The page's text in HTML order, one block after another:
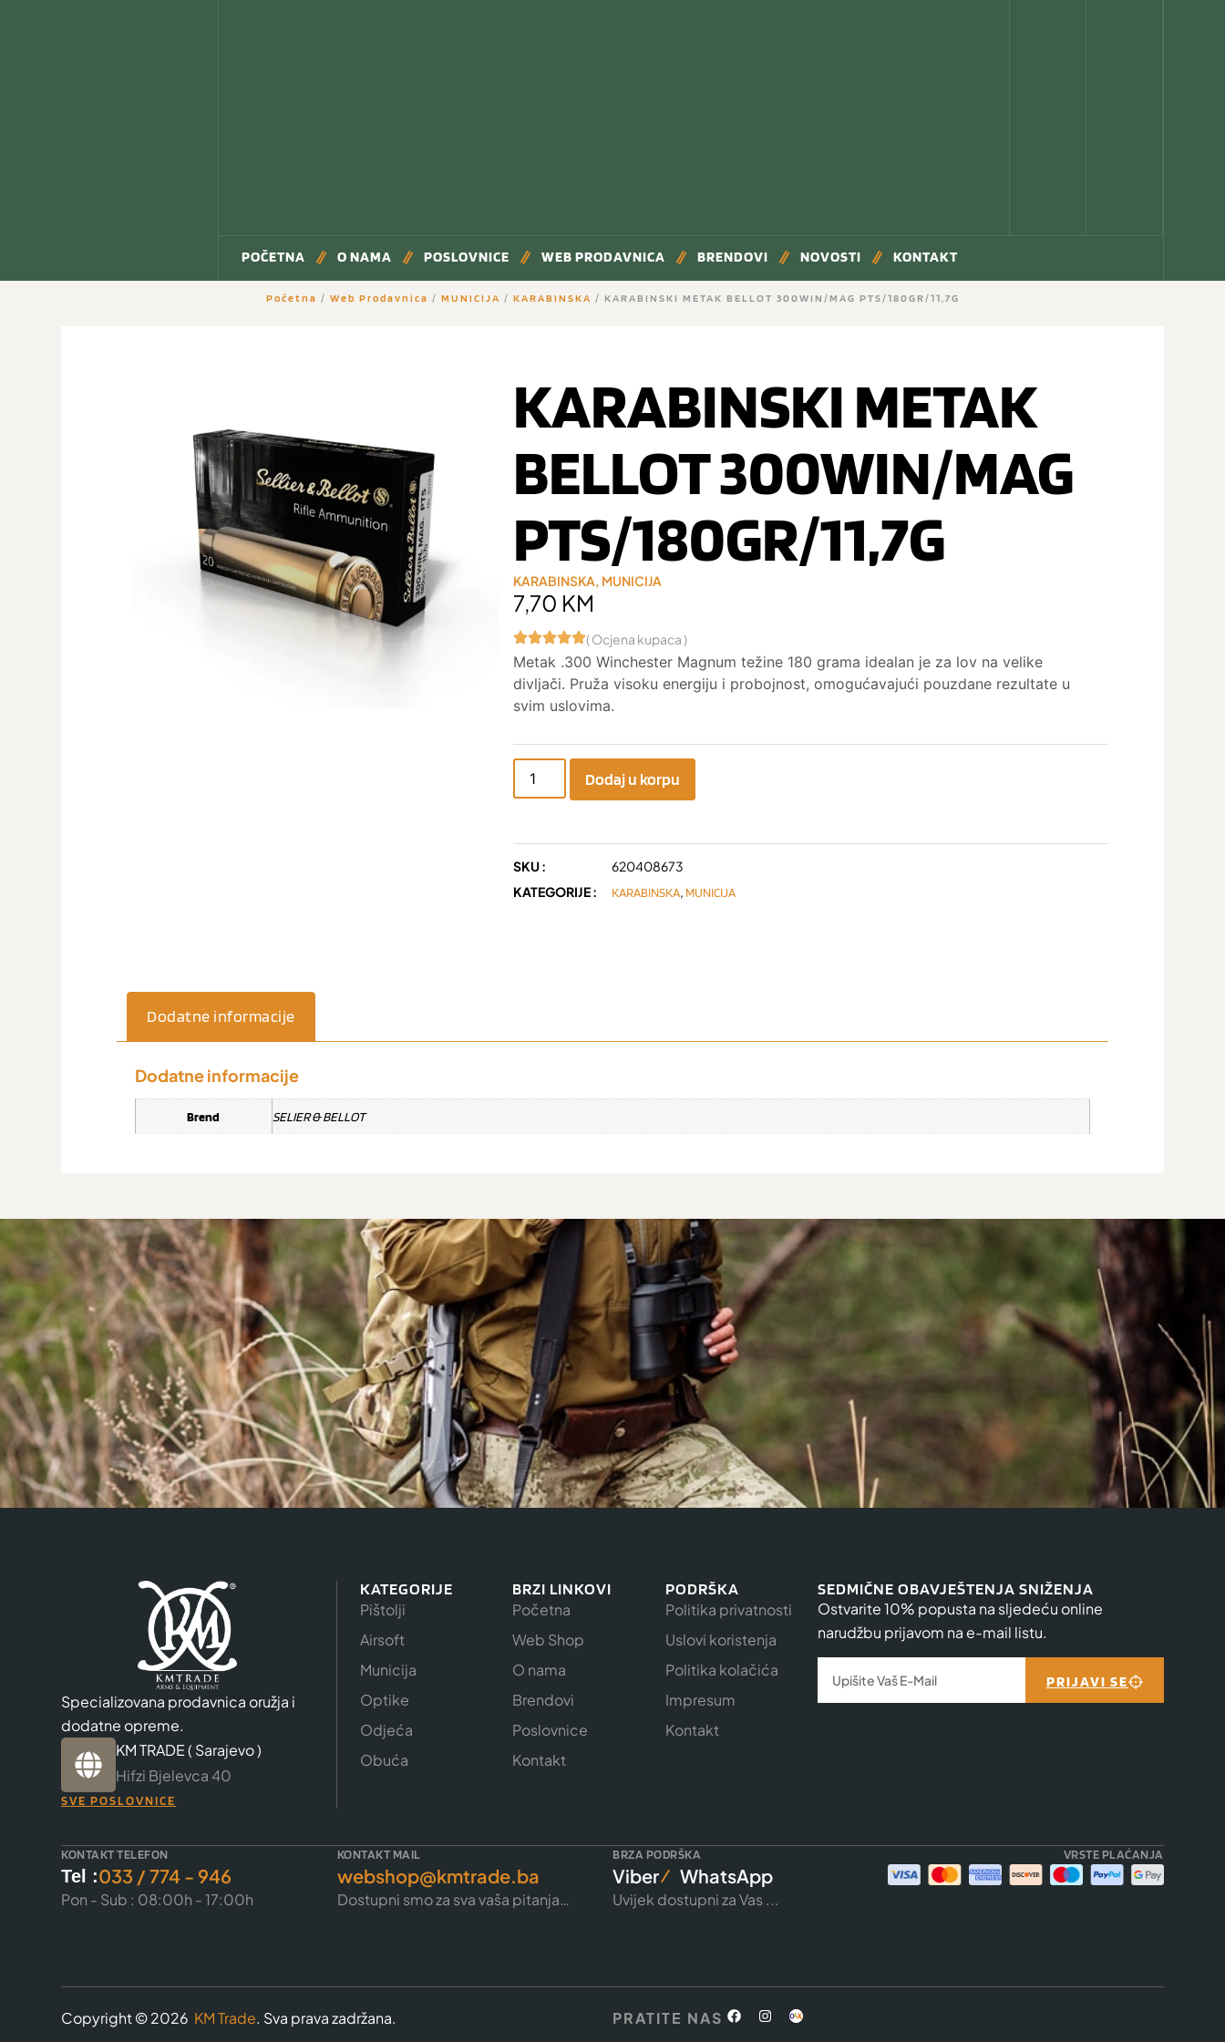
POČETNA O NAMA POSLOVNICE WEB PRODAVNICA BRENDOVI NOVOSTI KONTAKT
Početna / Web Prodavnica / MUNICIJA / KARABINSKA / KARABINSKI METAK BELLOT 300WIN/MAG PTS/180GR/11,7G
KARABINSKI METAK
BELLOT 300WIN/MAG
PTS/180GR/11,7G
KARABINSKA, MUNICIJA
7,70 KM
( Ocjena kupaca )
Metak .300 Winchester Magnum težine 180 grama idealan je za lov na velike
divljači. Pruža visoku energiju i probojnost, omogućavajući pouzdane rezultate u
svim uslovima.
Dodaj u korpu
SKU :
620408673
KATEGORIJE :
KARABINSKA, MUNICIJA
Dodatne informacije
Dodatne informacije
Brend SELIER & BELLOT
Specializovana prodavnica oružja i
dodatne opreme.
KM TRADE ( Sarajevo )
Hifzi Bjelevca 40
SVE POSLOVNICE
KATEGORIJE
Pištolji
Airsoft
Municija
Optike
Odjeća
Obuća
BRZI LINKOVI
Početna
Web Shop
O nama
Brendovi
Poslovnice
Kontakt
PODRŠKA
Politika privatnosti
Uslovi koristenja
Politika kolačića
Impresum
Kontakt
SEDMIČNE OBAVJEŠTENJA SNIŽENJA
Ostvarite 10% popusta na sljedeću online
narudžbu prijavom na e-mail listu.
PRIJAVI SE
KONTAKT TELEFON
Tel :033 / 774 - 946
Pon - Sub : 08:00h - 17:00h
KONTAKT MAIL
webshop@kmtrade.ba
Dostupni smo za sva vaša pitanja…
BRZA PODRŠKA
Viber WhatsApp
Uvijek dostupni za Vas ...
VRSTE PLAĆANJA
Copyright © 2026 KM Trade. Sva prava zadržana. PRATITE NAS